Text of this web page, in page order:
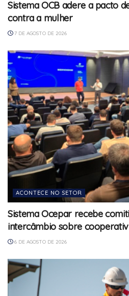
Sistema OCB adere a pacto
contra a mulher
7 DE AGOSTO DE 2026
ACONTECE NO SETOR
Sistema Ocepar recebe
intercâmbio sobre
6 DE AGOSTO DE 2026